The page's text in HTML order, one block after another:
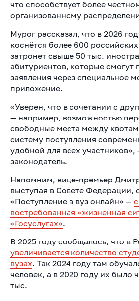
что способствует более
организованному
Мурог рассказал, что в 2026
коснётся более 600
затронет свыше 50 тыс.
абитуриентов, которые смогут
заявления через специальное
приложение.
«Уверен, что в сочетании с
— например, возможностью
свободные места между
систему поступления
удобной для всех
законодатель.
Напомним, вице-премьер
выступая в Совете Федерации,
«Поступление в вуз онлайн» —
востребованная «жизненная
«Госуслугах».
В 2025 году сообщалось, что в
увеличивается количество
вузах. Так 2024 году там
человек, а в 2020 году их было
тыс.